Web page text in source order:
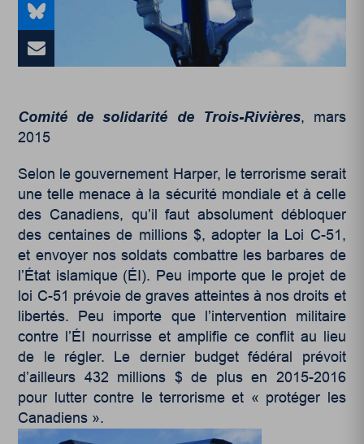
Comité de solidarité de Trois-Rivières, mars
2015
Selon le gouvernement Harper, le terrorisme serait
une telle menace à la sécurité mondiale et à celle
des Canadiens, qu’il faut absolument débloquer
des centaines de millions $, adopter la Loi C-51,
et envoyer nos soldats combattre les barbares de
l’État islamique (ÉI). Peu importe que le projet de
loi C-51 prévoie de graves atteintes à nos droits et
libertés. Peu importe que l’intervention militaire
contre l’ÉI nourrisse et amplifie ce conflit au lieu
de le régler. Le dernier budget fédéral prévoit
d’ailleurs 432 millions $ de plus en 2015-2016
pour lutter contre le terrorisme et « protéger les
Canadiens ».